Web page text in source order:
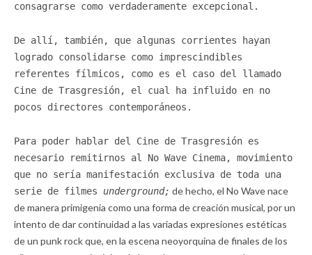
consagrarse como verdaderamente excepcional.
De allí, también, que algunas corrientes hayan
logrado consolidarse como imprescindibles
referentes fílmicos, como es el caso del llamado
Cine de Trasgresión, el cual ha influido en no
pocos directores contemporáneos.
Para poder hablar del Cine de Trasgresión es
necesario remitirnos al No Wave Cinema, movimiento
que no sería manifestación exclusiva de toda una
serie de filmes underground; de hecho, el No Wave nace
de manera primigenia como una forma de creación musical, por un
intento de dar continuidad a las variadas expresiones estéticas
de un punk rock que, en la escena neoyorquina de finales de los